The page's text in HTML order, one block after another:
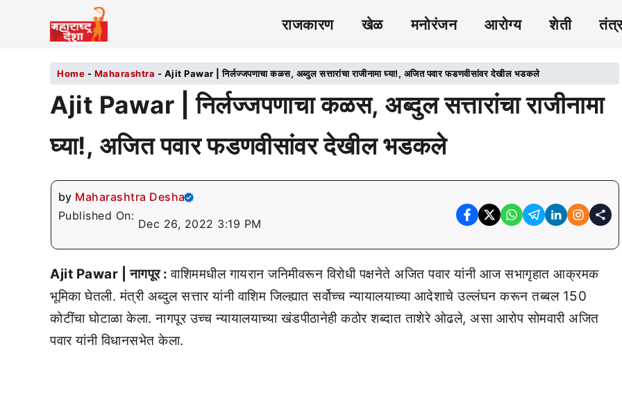
राजकारण खेळ मनोरंजन आरोग्य शेती
Home - Maharashtra - Ajit Pawar | निर्लज्जपणाचा कळस, अब्दुल सत्तारांचा राजीनामा घ्या!, अजित पवार फडणवीसांवर देखील भडकले
Ajit Pawar | निर्लज्जपणाचा कळस, अब्दुल सत्तारांचा राजीनामा
घ्या!, अजित पवार फडणवीसांवर देखील भडकले
by Maharashtra Desha
Published On:
Dec 26, 2022 3:19 PM
Ajit Pawar | नागपूर :वाशिममधील गायरान जनिमीवरून विरोधी पक्षनेते अजित पवार यांनी आज सभागृहात आक्रमक
भूमिका घेतली. मंत्री अब्दुल सत्तार यांनी वाशिम जिल्ह्यात सर्वोच्च न्यायालयाच्या आदेशाचे उल्लंघन करून तब्बल 150
कोटींचा घोटाळा केला. नागपूर उच्च न्यायालयाच्या खंडपीठानेही कठोर शब्दात ताशेरे ओढले, असा आरोप सोमवारी अजित
पवार यांनी विधानसभेत केला.